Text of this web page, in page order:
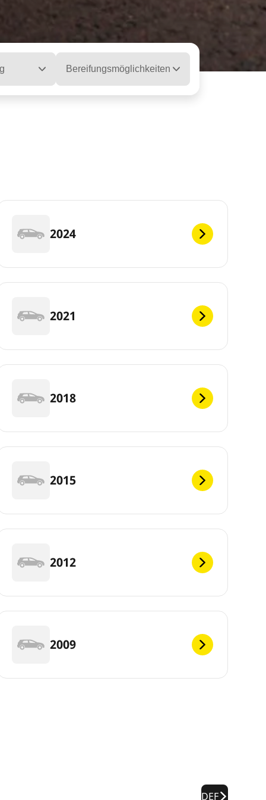
Bereifungsmöglichkeiten
2024
2021
2018
2015
2012
2009
DEF